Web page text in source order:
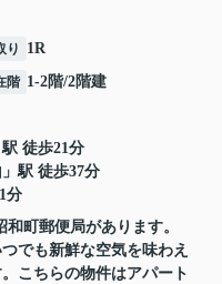
り 1R
階 1-2階/2階建
駅 徒歩21分
」駅 徒歩37分
分
町郵便局があります。
でも新鮮な空気を味わえ
こちらの物件はアパート